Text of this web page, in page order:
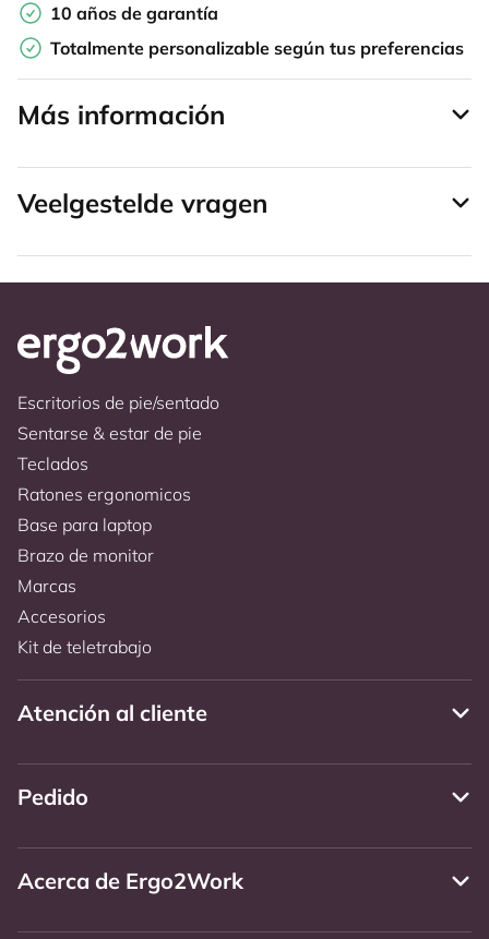
10 años de garantía
Totalmente personalizable según tus preferencias
Más información
Veelgestelde vragen
Escritorios de pie/sentado
Sentarse & estar de pie
Teclados
Ratones ergonomicos
Base para laptop
Brazo de monitor
Marcas
Accesorios
Kit de teletrabajo
Atención al cliente
Pedido
Acerca de Ergo2Work